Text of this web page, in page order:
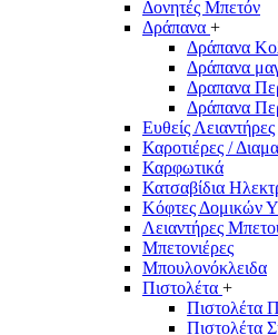
Δονητές Μπετόν
Δράπανα +
Δράπανα
Δράπανα
Δραπανα
Δράπανα
Ευθείς Λειαντήρες
Καροτιέρες /
Καρφωτικά
Κατσαβίδια
Κόφτες Δομικών
Λειαντήρες
Μπετονιέρες
Μπουλονόκλειδα
Πιστολέτα +
Πιστολέτα
Πιστολέτα